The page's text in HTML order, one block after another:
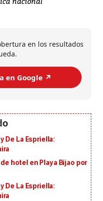
en los resultados
en Google ↗️
De La Espriella:
hotel en Playa Bijao por
De La Espriella: